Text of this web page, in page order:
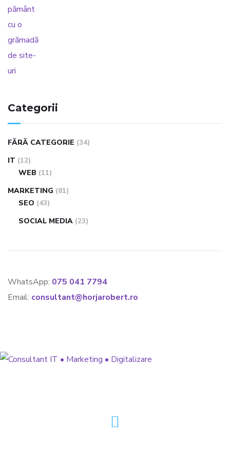
Categorii
FĂRĂ CATEGORIE (34)
IT (12)
WEB (11)
MARKETING (81)
SEO (43)
SOCIAL MEDIA (23)
WhatsApp: 075 041 7794
Email: consultant@horjarobert.ro